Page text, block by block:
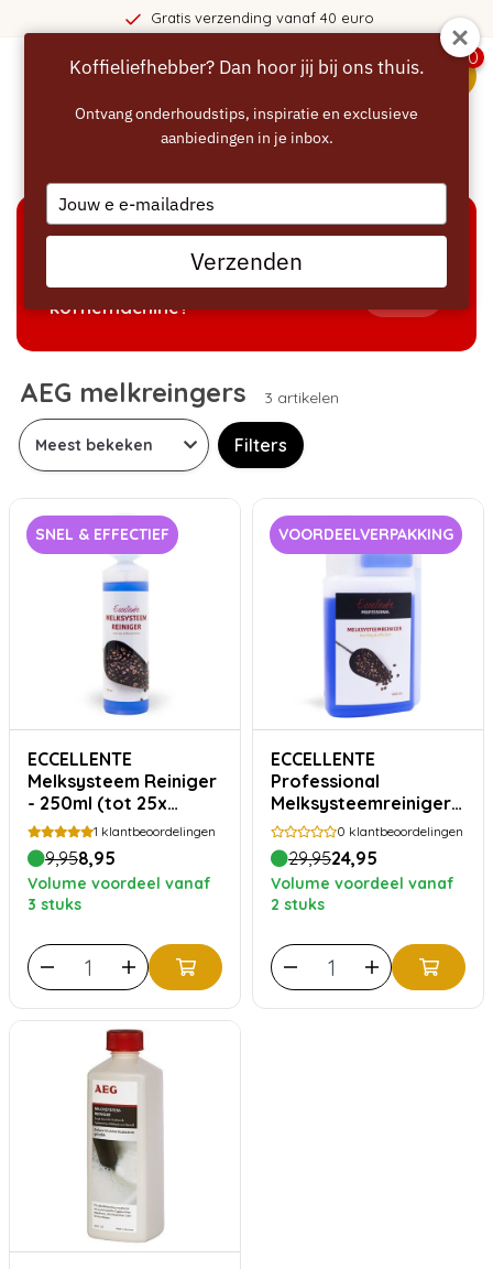
Gratis verzending vanaf 40 euro
0
Welke producten passen bij mijn
koffiemachine?
AEG melkreingers 3 artikelen
Filters
SNEL & EFFECTIEF
ECCELLENTE
Melksysteem Reiniger
- 250ml (tot 25x
reinigen)
1 klantbeoordelingen
9,958,95
Volume voordeel vanaf
3 stuks
VOORDEELVERPAKKING
ECCELLENTE
Professional
Melksysteemreiniger -
1000ml 0 klantbeoordelingen
29,9524,95
Volume voordeel vanaf
2 stuks
Koffieliefhebber? Dan hoor jij bij ons thuis.
Ontvang onderhoudstips, inspiratie en exclusieve
aanbiedingen in je inbox.
Type
your
email
Verzenden